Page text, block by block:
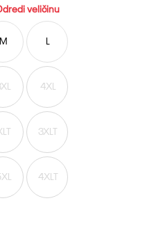
veličinu
M L
4XL
3XLT
4XLT